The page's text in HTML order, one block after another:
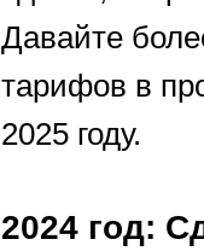
Давайте
тарифов в
2025 году.
2024 год: